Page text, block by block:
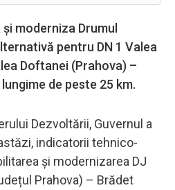
moderniza Drumul
pentru DN 1 Valea
Doftanei (Prahova) –
de peste 25 km.
Dezvoltării, Guvernul a
indicatorii tehnico-
și modernizarea DJ
Prahova) – Brădet